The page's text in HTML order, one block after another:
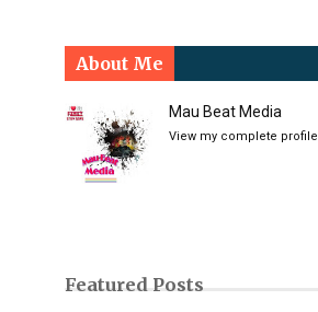
About Me
Mau Beat Media
View my complete profile
Featured Posts